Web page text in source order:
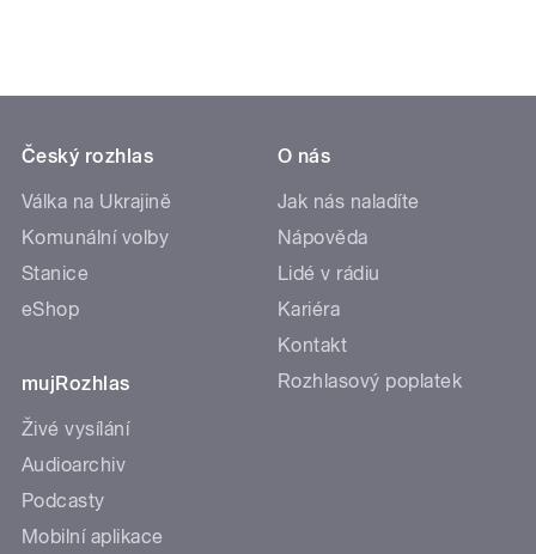
Český rozhlas
Válka na Ukrajině
Komunální volby
Stanice
eShop
mujRozhlas
Živé vysílání
Audioarchiv
Podcasty
Mobilní aplikace
O nás
Jak nás naladíte
Nápověda
Lidé v rádiu
Kariéra
Kontakt
Rozhlasový poplatek